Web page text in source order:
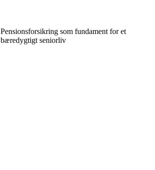
Pensionsforsikring som fundament for et
bæredygtigt seniorliv